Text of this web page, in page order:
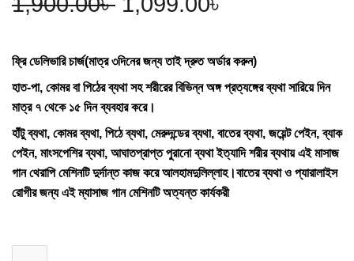
was:
1,900.00৳ .
ফ্রি ডেলিভারি চার্জ(মাত্র ৩দিনের জন্য তাই দ্রুত অর্ডার করুন)
হাত-পা, কোমর বা পিঠের ব্যথা সহ শরীরের বিভিন্ন অঙ্গ প্রত্যঙ্গের ব্যথা সারিয়ে দিন
মাত্র ৭ থেকে ১৫ দিন ব্যবহার করে।
হাঁটু ব্যথা, কোমর ব্যথা, পিঠে ব্যথা, মেরুদন্ডের ব্যথা, বাতের ব্যথা, জয়েন্ট পেইন, ব্যাক
পেইন, মাংসপেশির ব্যথা, আঘাতপ্রাপ্ত পুরানো ব্যথা ইত্যাদি শরীর ব্যথায় এই মাসাজ
গান থেরাপি মেশিনটি দুর্দান্ত কাজ করে আলহামদুলিল্লাহ।বাতের ব্যথা ও প্যারালাইস
রোগীর জন্য এই ম্যাসাজ গান মেশিনটি অত্যন্ত কার্যকরী